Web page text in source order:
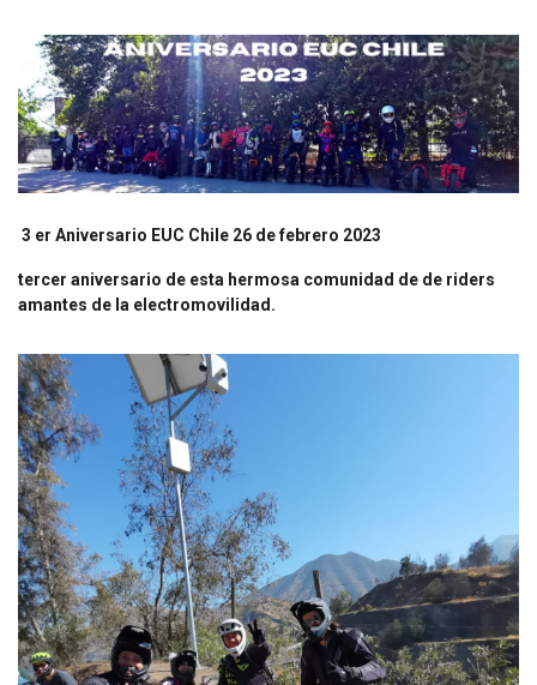
3 er Aniversario EUC Chile 26 de febrero 2023
tercer aniversario de esta hermosa comunidad de de riders
amantes de la electromovilidad.